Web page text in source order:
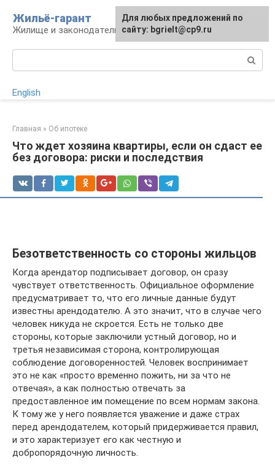
контенту
Жильё-гарант
Жилище и законодательство РФ
English
Главная » Об ипотеке
Что ждет хозяина квартиры, если он сдаст ее
без договора: риски и последствия
Безответственность со стороны жильцов
Когда арендатор подписывает договор, он сразу
чувствует ответственность. Официальное оформление
предусматривает то, что его личные данные будут
известны арендодателю. А это значит, что в случае чего
человек никуда не скроется. Есть не только две
стороны, которые заключили устный договор, но и
третья независимая сторона, контролирующая
соблюдение договоренностей. Человек воспринимает
это не как «просто временно пожить, ни за что не
отвечая», а как полностью отвечать за
предоставленное им помещение по всем нормам закона.
К тому же у него появляется уважение и даже страх
перед арендодателем, который придерживается правил,
и это характеризует его как честную и
добропорядочную личность.
Для любых предложений по
сайту: bgrielt@cp9.ru